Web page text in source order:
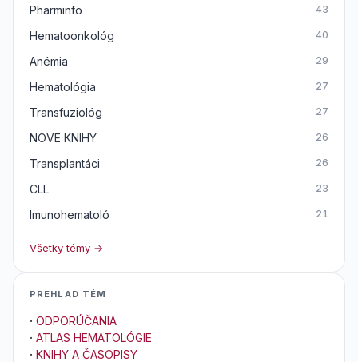
Pharminfo 43
Hematoonkológ 40
Anémia 29
Hematológia 27
Transfuziológ 27
NOVE KNIHY 26
Transplantáci 26
CLL 23
Imunohematoló 21
Všetky témy →
PREHLAD TÉM
· ODPORÚČANIA
· ATLAS HEMATOLÓGIE
· KNIHY A ČASOPISY